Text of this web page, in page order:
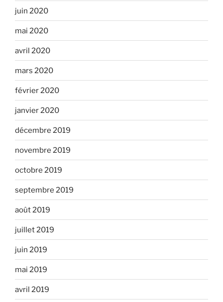
juin 2020
mai 2020
avril 2020
mars 2020
février 2020
janvier 2020
décembre 2019
novembre 2019
octobre 2019
septembre 2019
août 2019
juillet 2019
juin 2019
mai 2019
avril 2019